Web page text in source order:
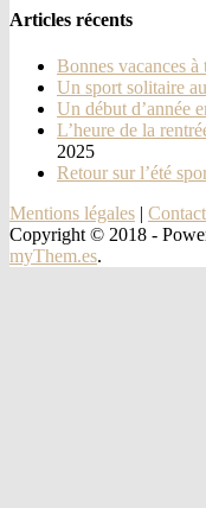
Articles récents
Bonnes vacances à
Un sport solitaire
Un début d’année
L’heure de la
2025
Retour sur l’été
Mentions légales |
Copyright © 2018 -
myThem.es.